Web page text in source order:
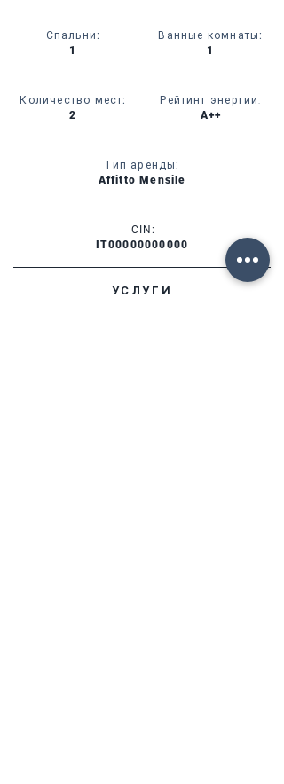
Спальни:
1
Количество мест:
2
Ванные комнаты:
1
Рейтинг энергии:
A++
Тип аренды:
Affitto Mensile
CIN:
IT00000000000
УСЛУГИ